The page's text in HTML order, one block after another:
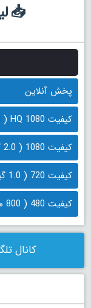
📥
پخش آنلاین
کیفیت 1080 HQ ( 3.0 گیگابایت)
کیفیت 1080 ( 2.0 گیگابایت)
کیفیت 720 ( 1.0 گیگابایت)
کیفیت 480 ( 800 مگابایت)
کانال